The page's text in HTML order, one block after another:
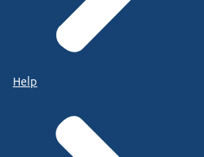
Help